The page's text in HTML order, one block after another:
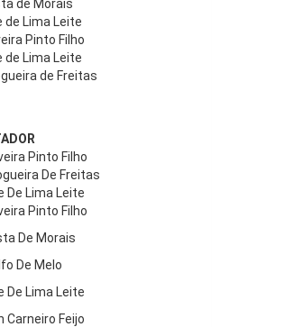
de Morais
de Lima Leite
Pinto Filho
de Lima Leite
de Freitas
Pinto Filho
De Freitas
De Lima Leite
Pinto Filho
De Morais
De Melo
De Lima Leite
Carneiro Feijo